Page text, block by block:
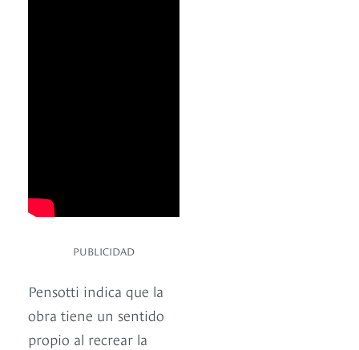
PUBLICIDAD
Pensotti indica que la
obra tiene un sentido
propio al recrear la